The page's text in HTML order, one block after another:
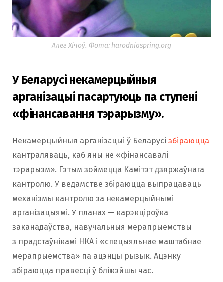
Алег Хічоў. Фота: harodniaspring.org
У Беларусі некамерцыйныя
арганізацыі пасартуюць па ступені
«фінансавання тэрарызму».
Некамерцыйныя арганізацыі ў Беларусі збіраюцца
кантраляваць, каб яны не «фінансавалі
тэрарызм». Гэтым зоймецца Камітэт дзяржаўнага
кантролю. У ведамстве збіраюцца выпрацаваць
механізмы кантролю за некамерцыйнымі
арганізацыямі. У планах — карэкціроўка
заканадаўства, навучальныя мерапрыемствы
з прадстаўнікамі НКА і «спецыяльнае маштабнае
мерапрыемства» па ацэнцы рызык. Ацэнку
збіраюцца правесці ў бліжэйшы час.